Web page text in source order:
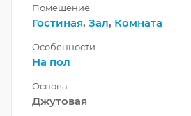
Помещение
Гостиная, Зал, Комната
Особенности
На пол
Основа
Джутовая